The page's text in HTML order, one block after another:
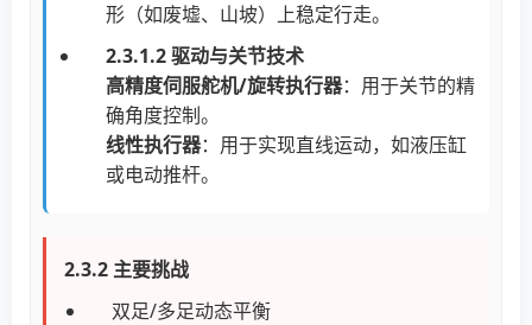
形（如废墟、山坡）上稳定行走。
2.3.1.2 驱动与关节技术
高精度伺服舵机/旋转执行器：用于关节的精
确角度控制。
线性执行器：用于实现直线运动，如液压缸
或电动推杆。
2.3.2 主要挑战
双足/多足动态平衡